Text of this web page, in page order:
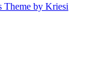
Theme by Kriesi